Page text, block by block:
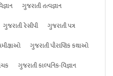
ગુજરાતી તત્વજ્ઞાન
ગુજરાતી રેસીપી
ગુજરાતી પત્ર
ગુજરાતી પૌરાણિક કથાઓ
ગુજરાતી કાલ્પનિક-વિજ્ઞાન